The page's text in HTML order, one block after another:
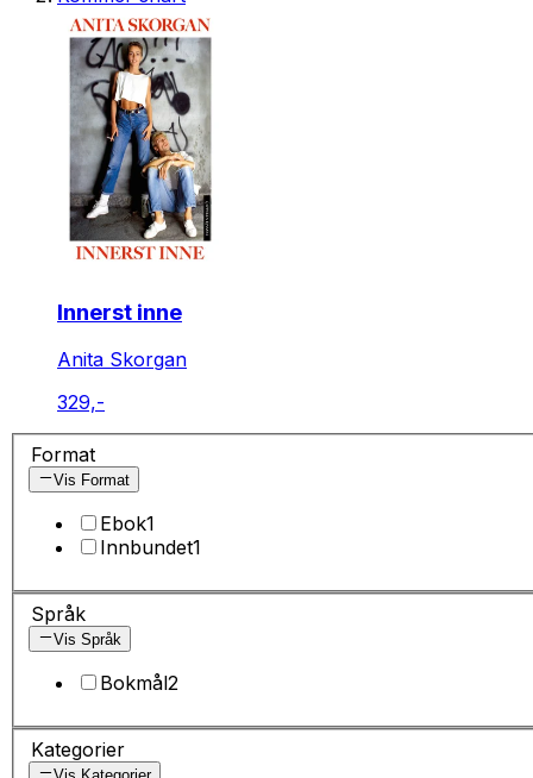
Innerst inne
Anita Skorgan
329,-
Format
Vis Format
Ebok1
Innbundet1
Språk
Vis Språk
Bokmål2
Kategorier